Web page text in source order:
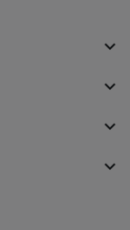



